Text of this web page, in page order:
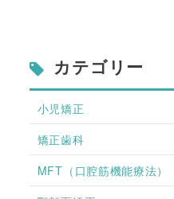
カテゴリー
小児矯正
矯正歯科
MFT（口腔筋機能療法）